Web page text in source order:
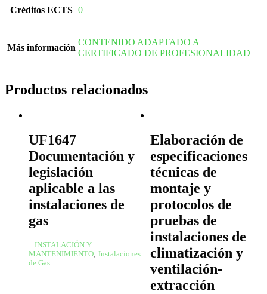
Créditos ECTS 0
Más información
CONTENIDO ADAPTADO A
CERTIFICADO DE PROFESIONALIDAD
Productos relacionados
UF1647
Documentación y
legislación
aplicable a las
instalaciones de
gas
INSTALACIÓN Y
MANTENIMIENTO, Instalaciones
de Gas
Elaboración de
especificaciones
técnicas de
montaje y
protocolos de
pruebas de
instalaciones de
climatización y
ventilación-
extracción